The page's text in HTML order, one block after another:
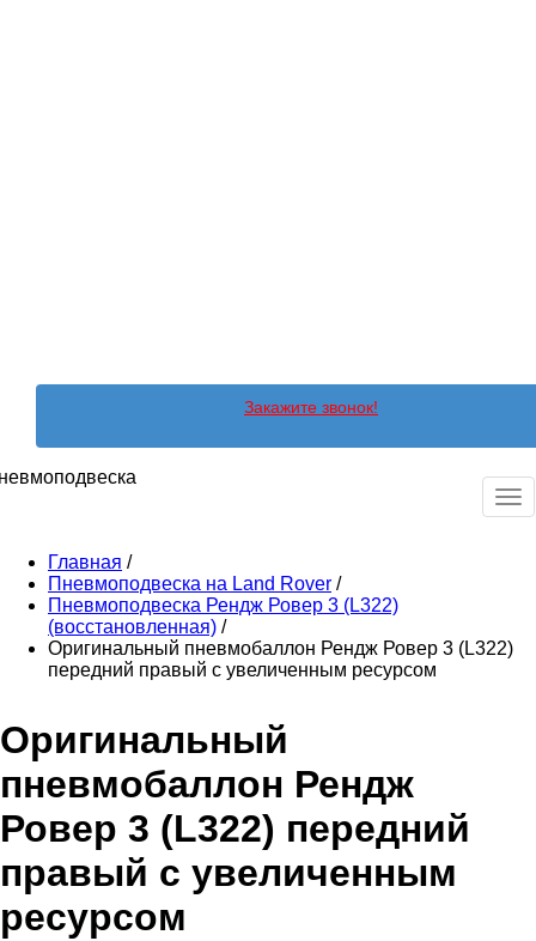
Закажите звонок!
Главная /
Пневмоподвеска на Land Rover /
Пневмоподвеска Рендж Ровер 3 (L322)
(восстановленная) /
Оригинальный пневмобаллон Рендж Ровер 3 (L322)
передний правый с увеличенным ресурсом
Оригинальный
пневмобаллон Рендж
Ровер 3 (L322) передний
правый с увеличенным
ресурсом